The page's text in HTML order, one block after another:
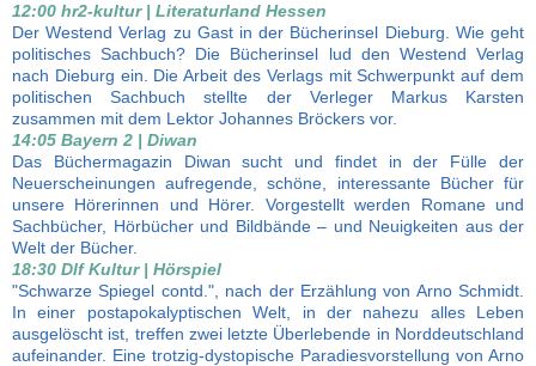
12:00 hr2-kultur | Literaturland Hessen
Der Westend Verlag zu Gast in der Bücherinsel Dieburg. Wie geht
politisches Sachbuch? Die Bücherinsel lud den Westend Verlag
nach Dieburg ein. Die Arbeit des Verlags mit Schwerpunkt auf dem
politischen Sachbuch stellte der Verleger Markus Karsten
zusammen mit dem Lektor Johannes Bröckers vor.
14:05 Bayern 2 | Diwan
Das Büchermagazin Diwan sucht und findet in der Fülle der
Neuerscheinungen aufregende, schöne, interessante Bücher für
unsere Hörerinnen und Hörer. Vorgestellt werden Romane und
Sachbücher, Hörbücher und Bildbände – und Neuigkeiten aus der
Welt der Bücher.
18:30 Dlf Kultur | Hörspiel
"Schwarze Spiegel contd.", nach der Erzählung von Arno Schmidt.
In einer postapokalyptischen Welt, in der nahezu alles Leben
ausgelöscht ist, treffen zwei letzte Überlebende in Norddeutschland
aufeinander. Eine trotzig-dystopische Paradiesvorstellung von Arno